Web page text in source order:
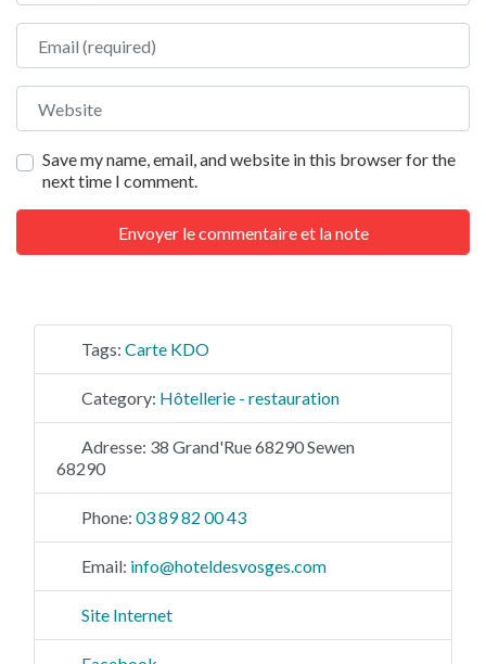
Email
Website
Save my name, email, and website in this browser for the
next time I comment.
Tags: Carte KDO
Category: Hôtellerie - restauration
Adresse: 38 Grand'Rue 68290 Sewen
68290
Phone: 03 89 82 00 43
Email: info@hoteldesvosges.com
Site Internet